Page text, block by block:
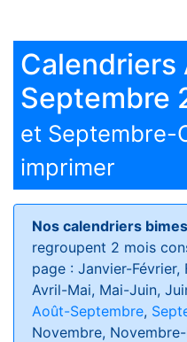
Calendriers
Septembre
et Septembre-
imprimer
Nos calendriers
regroupent 2 mois
page : Janvier-Février,
Avril-Mai, Mai-Juin,
Août-Septembre,
Novembre,